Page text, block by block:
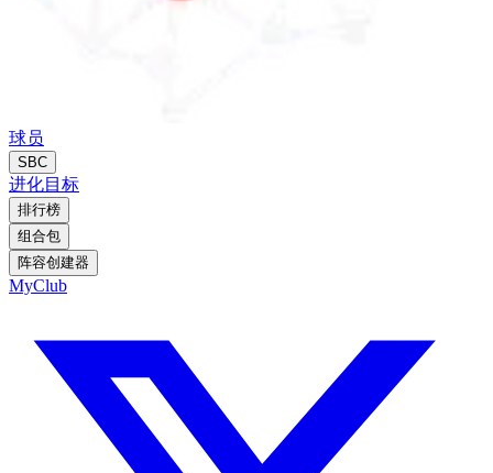
球员
SBC
进化目标
排行榜
组合包
阵容创建器
MyClub